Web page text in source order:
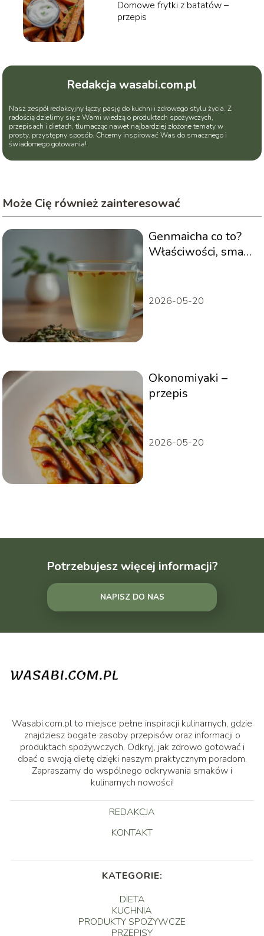
Domowe frytki z batatów –
przepis
Redakcja wasabi.com.pl
Nasz zespół redakcyjny łączy pasję do kuchni i zdrowego stylu życia. Z
radością dzielimy się z Wami wiedzą o produktach spożywczych,
przepisach i dietach, tłumacząc nawet najbardziej złożone tematy w
prosty, przystępny sposób. Chcemy inspirować Was do smacznego i
świadomego gotowania!
Może Cię również zainteresować
Genmaicha co to?
Właściwości, smak i
2026-05-20
Okonomiyaki –
przepis
2026-05-20
Potrzebujesz więcej informacji?
NAPISZ DO NAS
Wasabi.com.pl to miejsce pełne inspiracji kulinarnych, gdzie
znajdziesz bogate zasoby przepisów oraz informacji o
produktach spożywczych. Odkryj, jak zdrowo gotować i
dbać o swoją dietę dzięki naszym praktycznym poradom.
Zapraszamy do wspólnego odkrywania smaków i
kulinarnych nowości!
REDAKCJA
KONTAKT
KATEGORIE:
DIETA
KUCHNIA
PRODUKTY SPOŻYWCZE
PRZEPISY